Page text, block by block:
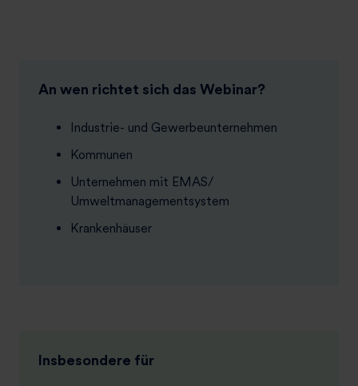
An wen richtet sich das Webinar?
Industrie- und Gewerbeunternehmen
Kommunen
Unternehmen mit EMAS/
Umweltmanagementsystem
Krankenhäuser
Insbesondere für